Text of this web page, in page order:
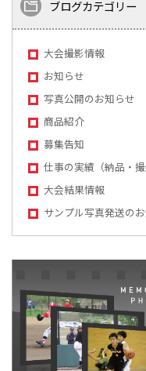
ブログカテゴリー
大会撮影情報
お知らせ
写真公開のお知らせ
商品紹介
募集告知
仕事の実績（納品・撮
大会結果情報
サンプル写真発送の